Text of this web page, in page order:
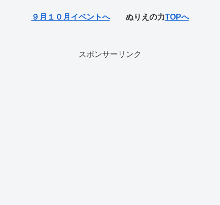
９月１０月イベントへぬりえの力TOPへ
スポンサーリンク